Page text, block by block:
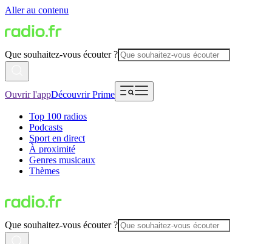
Aller au contenu
Que souhaitez-vous écouter ?
Ouvrir l'appDécouvrir Prime
Top 100 radios
Podcasts
Sport en direct
À proximité
Genres musicaux
Thèmes
Que souhaitez-vous écouter ?